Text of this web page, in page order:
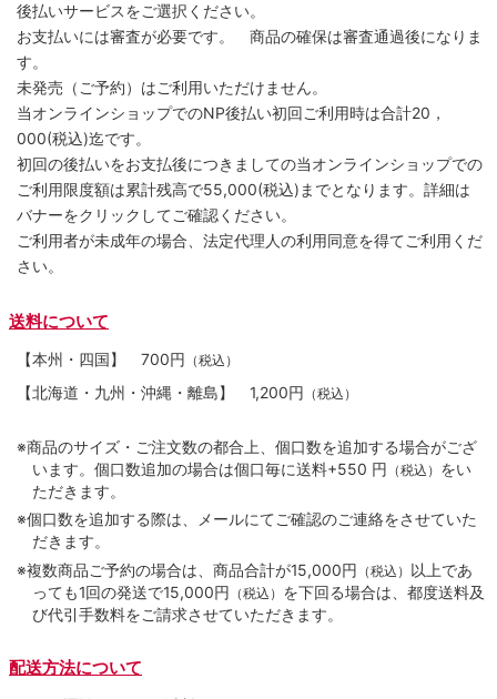
後払いサービスをご選択ください。
お支払いには審査が必要です。 商品の確保は審査通過後になりま
す。
未発売（ご予約）はご利用いただけません。
当オンラインショップでのNP後払い初回ご利用時は合計20，
000(税込)迄です。
初回の後払いをお支払後につきましての当オンラインショップでの
ご利用限度額は累計残高で55,000(税込)までとなります。詳細は
バナーをクリックしてご確認ください。
ご利用者が未成年の場合、法定代理人の利用同意を得てご利用くだ
さい。
送料について
【本州・四国】 700円 （税込）
【北海道・九州・沖縄・離島】 1,200円 （税込）
※商品のサイズ・ご注文数の都合上、個口数を追加する場合がござ
います。個口数追加の場合は個口毎に送料+550 円 （税込） をい
ただきます。
※個口数を追加する際は、メールにてご確認のご連絡をさせていた
だきます。
※複数商品ご予約の場合は、商品合計が15,000円 （税込） 以上であ
っても1回の発送で15,000円 （税込） を下回る場合は、都度送料及
び代引手数料をご請求させていただきます。
配送方法について